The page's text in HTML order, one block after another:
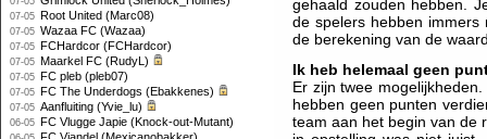
07-05 Root United (Marc08)
07-05 Wazaa FC (Wazaa)
07-05 FCHardcor (FCHardcor)
07-05 Maarkel FC (RudyL)
07-05 FC pleb (pleb07)
07-05 FC The Underdogs (Ebakkenes)
07-05 Aanfluiting (Yvie_lu)
06-05 FC Vlugge Japie (Knock-out-Mutant)
gehaald zouden hebben.
de spelers hebben
de berekening van de
Ik heb helemaal geen
Er zijn twee
hebben geen punten
team aan het begin van de